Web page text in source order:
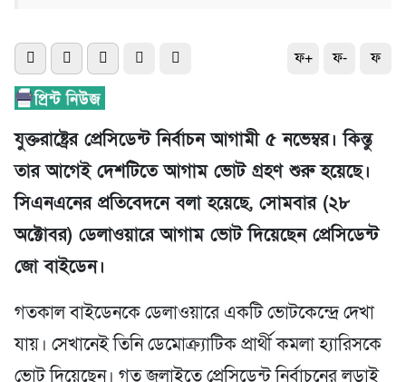
ফ+ ফ- ফ
যুক্তরাষ্ট্রের প্রেসিডেন্ট নির্বাচন আগামী ৫ নভেম্বর। কিন্তু
তার আগেই দেশটিতে আগাম ভোট গ্রহণ শুরু হয়েছে।
সিএনএনের প্রতিবেদনে বলা হয়েছে, সোমবার (২৮
অক্টোবর) ডেলাওয়ারে আগাম ভোট দিয়েছেন প্রেসিডেন্ট
জো বাইডেন।
গতকাল বাইডেনকে ডেলাওয়ারে একটি ভোটকেন্দ্রে দেখা
যায়। সেখানেই তিনি ডেমোক্র্যাটিক প্রার্থী কমলা হ্যারিসকে
ভোট দিয়েছেন। গত জুলাইতে প্রেসিডেন্ট নির্বাচনের লড়াই